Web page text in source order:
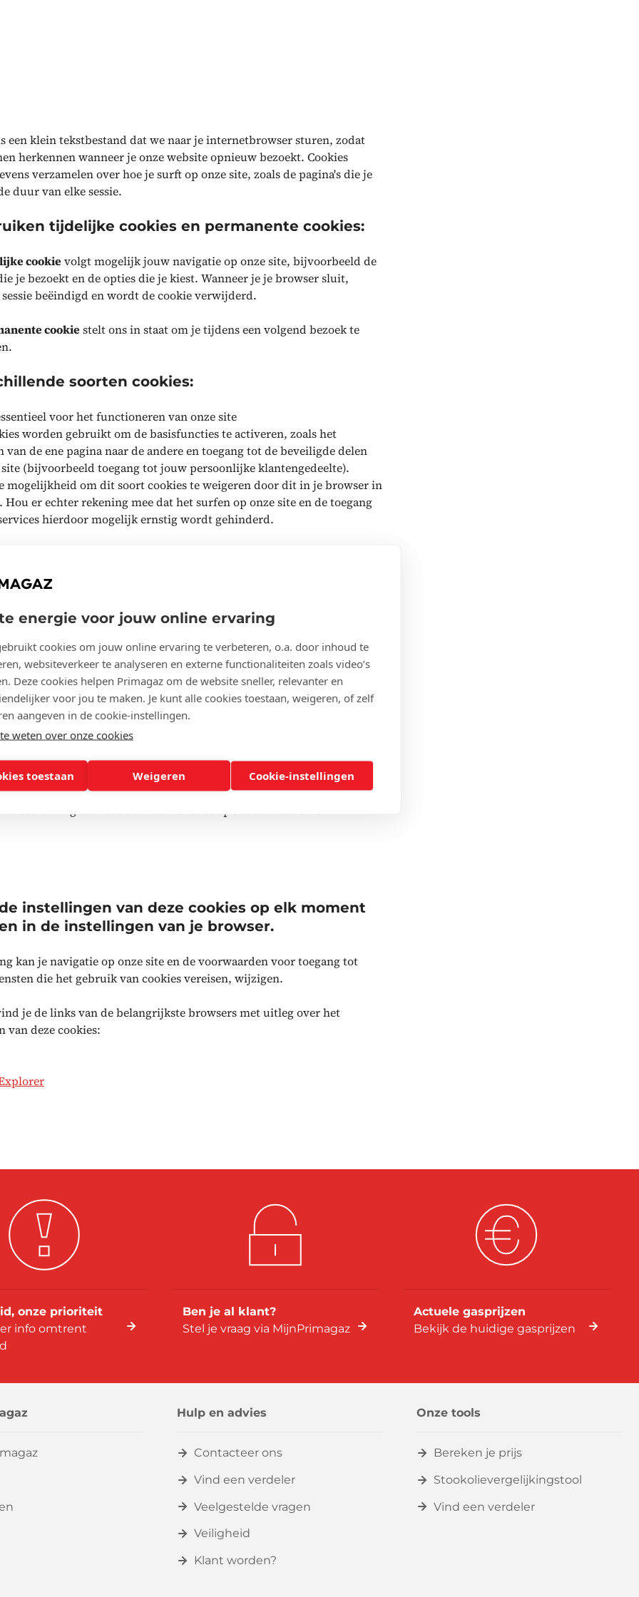
energie voor jouw online ervaring
cookies om jouw online ervaring te verbeteren, o.a. door inhoud te
websiteverkeer te analyseren en externe functionaliteiten zoals video’s
Deze cookies helpen Primagaz om de website sneller, relevanter en
voor jou te maken. Je kunt alle cookies toestaan, weigeren, of zelf
aangeven in de cookie-instellingen.
weten over onze cookies
toestaan Weigeren Cookie-instellingen
een klein tekstbestand dat we naar je internetbrowser sturen, zodat
herkennen wanneer je onze website opnieuw bezoekt. Cookies
verzamelen over hoe je surft op onze site, zoals de pagina's die je
duur van elke sessie.
tijdelijke cookies en permanente cookies:
cookie volgt mogelijk jouw navigatie op onze site, bijvoorbeeld de
je bezoekt en de opties die je kiest. Wanneer je je browser sluit,
beëindigd en wordt de cookie verwijderd.
cookie stelt ons in staat om je tijdens een volgend bezoek te
soorten cookies:
voor het functioneren van onze site
worden gebruikt om de basisfuncties te activeren, zoals het
van de ene pagina naar de andere en toegang tot de beveiligde delen
(bijvoorbeeld toegang tot jouw persoonlijke klantengedeelte).
mogelijkheid om dit soort cookies te weigeren door dit in je browser in
Hou er echter rekening mee dat het surfen op onze site en de toegang
hierdoor mogelijk ernstig wordt gehinderd.
gedraagt of wordt weergegeven, zoals de gekozen taal of de regio
om jouw ervaring bij het gebruik van onze site te verbeteren, door
of inloggen op je account) of producten of informatie die je bekeken
site. Je kan deze cookies ook weigeren.
we statistieken en publieksmetingen kunnen uitvoeren
ook Google Analytics-cookies. Google Analytics is een webanalyse-
wordt aangeboden door Google Inc. (Google). Google Analytics
verzamelde statistische gegevens alleen om ons te laten weten hoe
onze site gebruiken.
instellingen van deze cookies op elk moment
in de instellingen van je browser.
kan je navigatie op onze site en de voorwaarden voor toegang tot
die het gebruik van cookies vereisen, wijzigen.
je de links van de belangrijkste browsers met uitleg over het
van deze cookies:
onze prioriteit
info omtrent
Ben je al klant?
Stel je vraag via MijnPrimagaz
Actuele gasprijzen
Bekijk de huidige gasprijzen
Hulp en advies
Contacteer ons
Vind een verdeler
Veelgestelde vragen
Veiligheid
Klant worden?
Onze tools
Bereken je prijs
Stookolievergelijkingstool
Vind een verdeler